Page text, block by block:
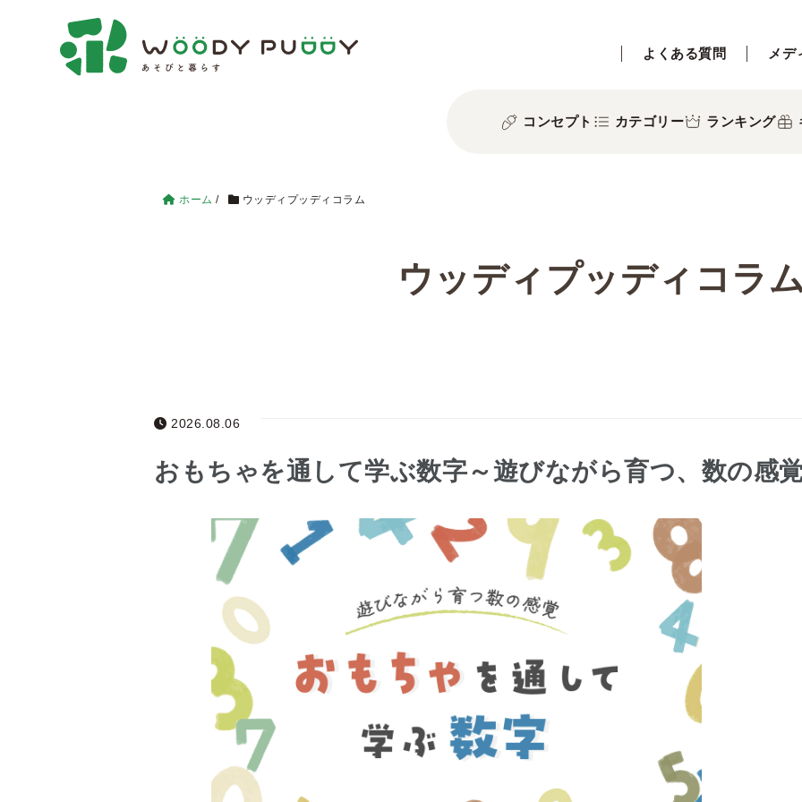
よくある質問 メデ
コンセプト カテゴリー ランキング
ホーム / ウッディプッディコラム
ウッディプッディコラ
2026.08.06
おもちゃを通して学ぶ数字～遊びながら育つ、数の感